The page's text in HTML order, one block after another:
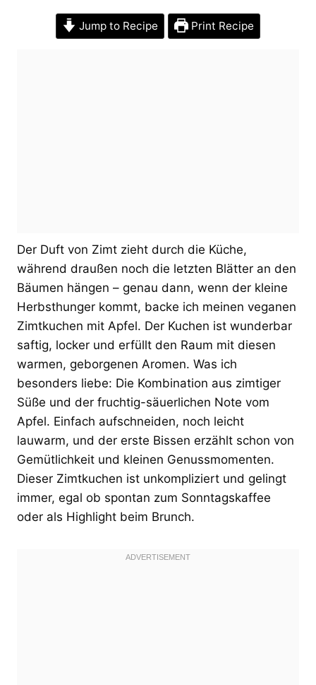
Jump to Recipe Print Recipe
Der Duft von Zimt zieht durch die Küche,
während draußen noch die letzten Blätter an den
Bäumen hängen – genau dann, wenn der kleine
Herbsthunger kommt, backe ich meinen veganen
Zimtkuchen mit Apfel. Der Kuchen ist wunderbar
saftig, locker und erfüllt den Raum mit diesen
warmen, geborgenen Aromen. Was ich
besonders liebe: Die Kombination aus zimtiger
Süße und der fruchtig-säuerlichen Note vom
Apfel. Einfach aufschneiden, noch leicht
lauwarm, und der erste Bissen erzählt schon von
Gemütlichkeit und kleinen Genussmomenten.
Dieser Zimtkuchen ist unkompliziert und gelingt
immer, egal ob spontan zum Sonntagskaffee
oder als Highlight beim Brunch.